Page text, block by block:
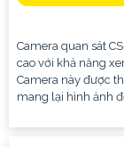
Camera quan sát
cao với khả năng
Camera này được
mang lại hình ảnh